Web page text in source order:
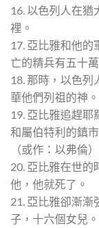
16. 以色列人在
裡。
17. 亞比雅和他
亡的精兵有五十萬
18. 那時，以色
華他們列祖的神。
19. 亞比雅追趕
和屬伯特利的鎮
（或作：以弗倫
20. 亞比雅在世
他，他就死了。
21. 亞比雅卻漸漸
子，十六個女兒。